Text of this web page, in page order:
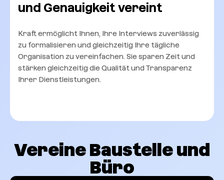
und Genauigkeit vereint
Kraft ermöglicht Ihnen, Ihre Interviews zuverlässig
zu formalisieren und gleichzeitig Ihre tägliche
Organisation zu vereinfachen. Sie sparen Zeit und
stärken gleichzeitig die Qualität und Transparenz
Ihrer Dienstleistungen.
Vereine Baustelle und
Büro